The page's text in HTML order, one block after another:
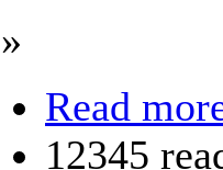
»
Read
12345